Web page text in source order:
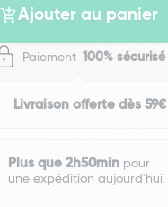
Ajouter au panier
Paiement 100% sécurisé
Livraison offerte dès 59€
Plus que 2h50minpour
une expédition aujourd'hui.